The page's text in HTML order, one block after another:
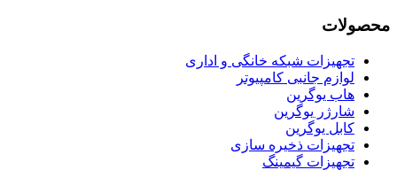
محصولات
تجهیزات شبکه خانگی و اداری
لوازم جانبی کامپیوتر
هاب یوگرین
شارژر یوگرین
کابل یوگرین
تجهیزات ذخیره سازی
تجهیزات گیمینگ